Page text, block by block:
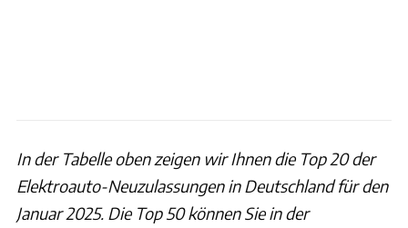
In der Tabelle oben zeigen wir Ihnen die Top 20 der
Elektroauto-Neuzulassungen in Deutschland für den
Januar 2025. Die Top 50 können Sie in der